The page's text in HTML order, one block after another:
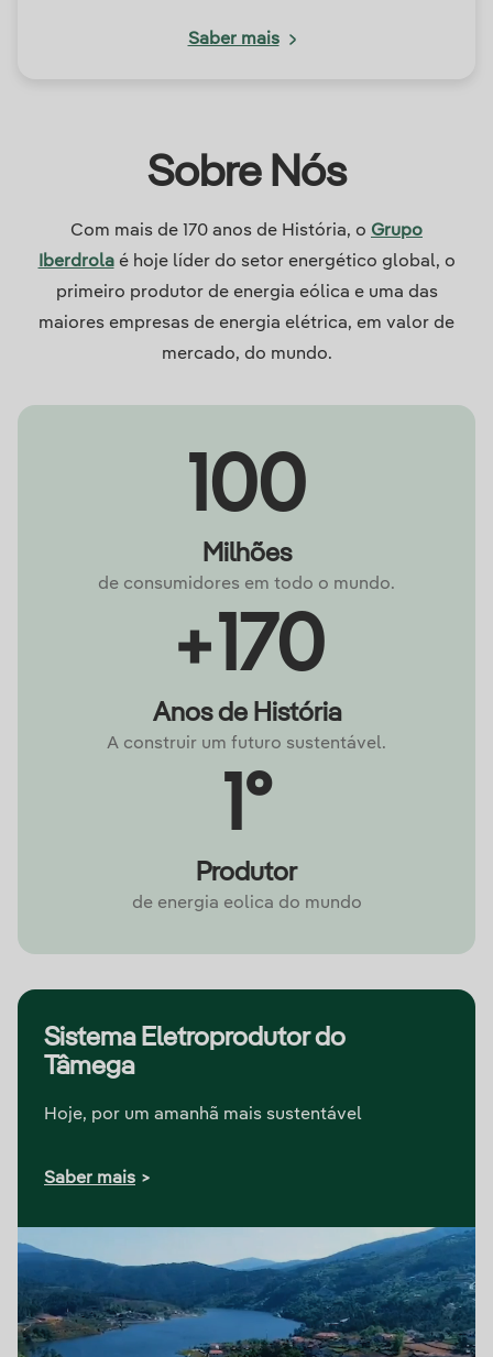
Saber mais
Sobre Nós
Com mais de 170 anos de História, o Grupo
Iberdrolaé hoje líder do setor energético global, o
primeiro produtor de energia eólica e uma das
maiores empresas de energia elétrica, em valor de
mercado, do mundo.
100
Milhões
de consumidores em todo o mundo.
+170
Anos de História
A construir um futuro sustentável.
1º
Produtor
de energia eolica do mundo
Sistema Eletroprodutor do
Tâmega
Hoje, por um amanhã mais sustentável
Saber mais >